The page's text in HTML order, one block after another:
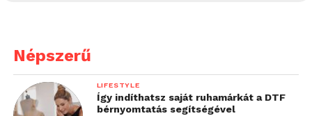
Népszerű
LIFESTYLE
Így indíthatsz saját ruhamárkát a DTF
bérnyomtatás segítségével